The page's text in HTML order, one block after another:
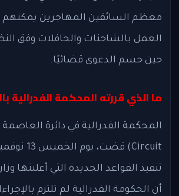
معظم السائقين المهاجرين يمكنهم
العمل بالشاحنات والحافلات وفق
حين حسم الدعوى قضائيًا.
ما الذي قررته المحكمة الفدرالية
تنفيذ القواعد الجديدة التي أعلنتها
أن الحكومة الفدرالية لم تلتزم